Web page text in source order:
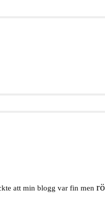
att min blogg var fin men